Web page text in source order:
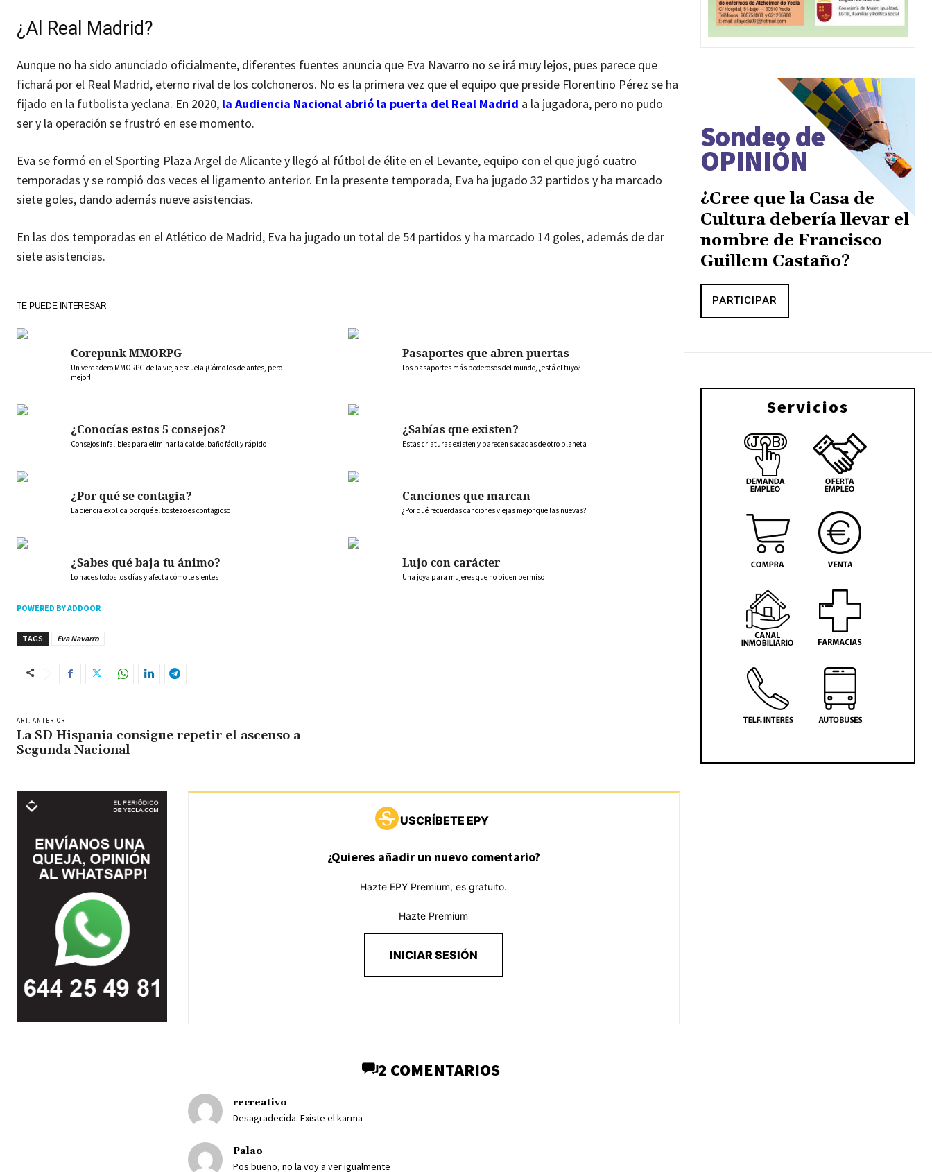
¿Al Real Madrid?
Aunque no ha sido anunciado oficialmente, diferentes fuentes anuncia que Eva Navarro no se irá muy lejos, pues parece que
fichará por el Real Madrid, eterno rival de los colchoneros. No es la primera vez que el equipo que preside Florentino Pérez se ha
fijado en la futbolista yeclana. En 2020, la Audiencia Nacional abrió la puerta del Real Madrid a la jugadora, pero no pudo
ser y la operación se frustró en ese momento.
Eva se formó en el Sporting Plaza Argel de Alicante y llegó al fútbol de élite en el Levante, equipo con el que jugó cuatro
temporadas y se rompió dos veces el ligamento anterior. En la presente temporada, Eva ha jugado 32 partidos y ha marcado
siete goles, dando además nueve asistencias.
En las dos temporadas en el Atlético de Madrid, Eva ha jugado un total de 54 partidos y ha marcado 14 goles, además de dar
siete asistencias.
TE PUEDE INTERESAR
Corepunk MMORPG
Un verdadero MMORPG de la vieja escuela ¡Cómo los de antes, pero
mejor!
Pasaportes que abren puertas
Los pasaportes más poderosos del mundo, ¿está el tuyo?
¿Conocías estos 5 consejos?
Consejos infalibles para eliminar la cal del baño fácil y rápido
¿Sabías que existen?
Estas criaturas existen y parecen sacadas de otro planeta
¿Por qué se contagia?
La ciencia explica por qué el bostezo es contagioso
Canciones que marcan
¿Por qué recuerdas canciones viejas mejor que las nuevas?
¿Sabes qué baja tu ánimo?
Lo haces todos los días y afecta cómo te sientes
Lujo con carácter
Una joya para mujeres que no piden permiso
POWERED BY ADDOOR
TAGS Eva Navarro
ART. ANTERIOR
La SD Hispania consigue repetir el ascenso a
Segunda Nacional
USCRÍBETE EPY
¿Quieres añadir un nuevo comentario?
Hazte EPY Premium, es gratuito.
Hazte Premium
INICIAR SESIÓN
2 COMENTARIOS
recreativo
Desagradecida. Existe el karma
Palao
Pos bueno, no la voy a ver igualmente
Sondeo de
OPINIÓN
¿Cree que la Casa de
Cultura debería llevar el
nombre de Francisco
Guillem Castaño?
PARTICIPAR
Servicios